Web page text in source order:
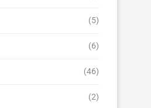
(5)
(6)
(46)
(2)